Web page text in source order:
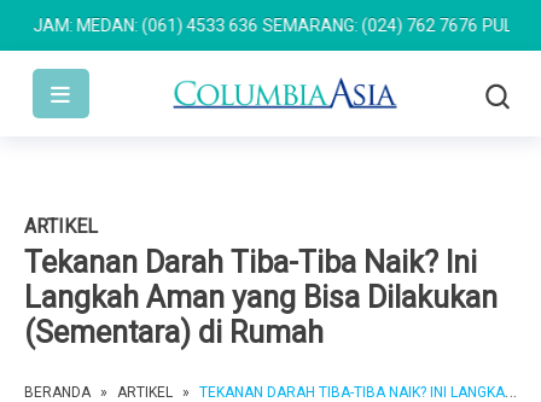
MEDAN: (061) 4533 636 SEMARANG: (024) 762 7676 PULOMAS:
ARTIKEL
Tekanan Darah Tiba-Tiba Naik? Ini
Langkah Aman yang Bisa Dilakukan
(Sementara) di Rumah
BERANDA » ARTIKEL » TEKANAN DARAH TIBA-TIBA NAIK? INI LANGKAH AMAN YANG BISA DILAKUKAN (SEMENTARA) DI RUMAH